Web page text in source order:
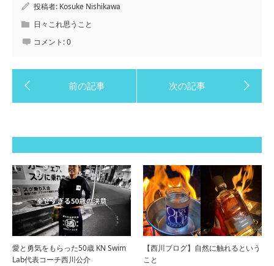
投稿者: Kosuke Nishikawa
日々これ思うこと
コメント:0
愛と勇気をもらった50歳 KN Swim
Lab代表コーチ西川公介
【西川ブログ】自然に触れるという
こと